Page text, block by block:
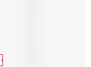
Geneesmiddel